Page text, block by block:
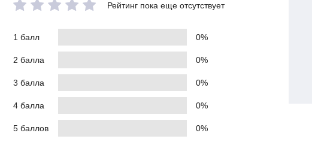
Рейтинг пока еще отсутствует
1 балл 0%
2 балла 0%
3 балла 0%
4 балла 0%
5 баллов 0%